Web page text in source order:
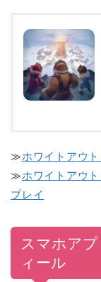
≫ホワイトアウ
≫ホワイトアウ
プレイ
スマホア
ィール